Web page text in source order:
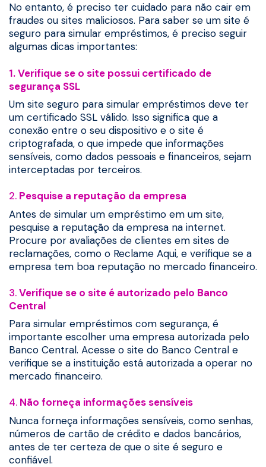
No entanto, é preciso ter cuidado para não cair em
fraudes ou sites maliciosos. Para saber se um site é
seguro para simular empréstimos, é preciso seguir
algumas dicas importantes:
1. Verifique se o site possui certificado de
segurança SSL
Um site seguro para simular empréstimos deve ter
um certificado SSL válido. Isso significa que a
conexão entre o seu dispositivo e o site é
criptografada, o que impede que informações
sensíveis, como dados pessoais e financeiros, sejam
interceptadas por terceiros.
2. Pesquise a reputação da empresa
Antes de simular um empréstimo em um site,
pesquise a reputação da empresa na internet.
Procure por avaliações de clientes em sites de
reclamações, como o Reclame Aqui, e verifique se a
empresa tem boa reputação no mercado financeiro.
3.Verifique se o site é autorizado pelo Banco
Central
Para simular empréstimos com segurança, é
importante escolher uma empresa autorizada pelo
Banco Central. Acesse o site do Banco Central e
verifique se a instituição está autorizada a operar no
mercado financeiro.
4. Não forneça informações sensíveis
Nunca forneça informações sensíveis, como senhas,
números de cartão de crédito e dados bancários,
antes de ter certeza de que o site é seguro e
confiável.